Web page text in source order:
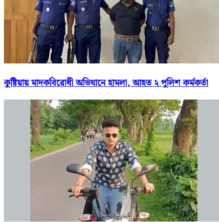
কুষ্টিয়ায় মাদকবিরোধী অভিযানে হামলা, আহত ২ পুলিশ কর্মকর্তা